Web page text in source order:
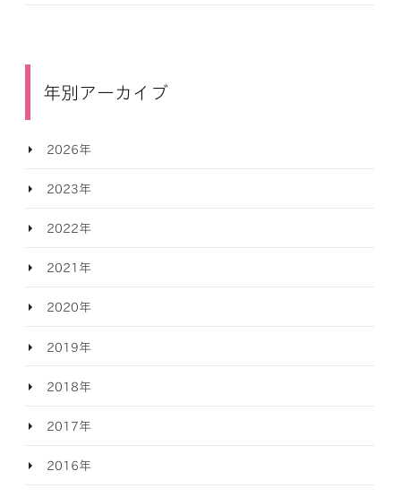
年別アーカイブ
2026年
2023年
2022年
2021年
2020年
2019年
2018年
2017年
2016年